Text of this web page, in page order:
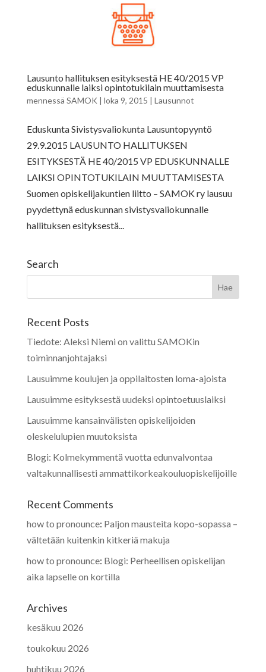
Lausunto hallituksen esityksestä HE 40/2015 VP
eduskunnalle laiksi opintotukilain muuttamisesta
mennessä SAMOK | loka 9, 2015 | Lausunnot
Eduskunta Sivistysvaliokunta Lausuntopyyntö
29.9.2015 LAUSUNTO HALLITUKSEN
ESITYKSESTÄ HE 40/2015 VP EDUSKUNNALLE
LAIKSI OPINTOTUKILAIN MUUTTAMISESTA
Suomen opiskelijakuntien liitto – SAMOK ry lausuu
pyydettynä eduskunnan sivistysvaliokunnalle
hallituksen esityksestä...
Search
Recent Posts
Tiedote: Aleksi Niemi on valittu SAMOKin
toiminnanjohtajaksi
Lausuimme koulujen ja oppilaitosten loma-ajoista
Lausuimme esityksestä uudeksi opintoetuuslaiksi
Lausuimme kansainvälisten opiskelijoiden
oleskelulupien muutoksista
Blogi: Kolmekymmentä vuotta edunvalvontaa
valtakunnallisesti ammattikorkeakouluopiskelijoille
Recent Comments
how to pronounce: Paljon mausteita kopo-sopassa –
vältetään kuitenkin kitkeriä makuja
how to pronounce: Blogi: Perheellisen opiskelijan
aika lapselle on kortilla
Archives
kesäkuu 2026
toukokuu 2026
huhtikuu 2026